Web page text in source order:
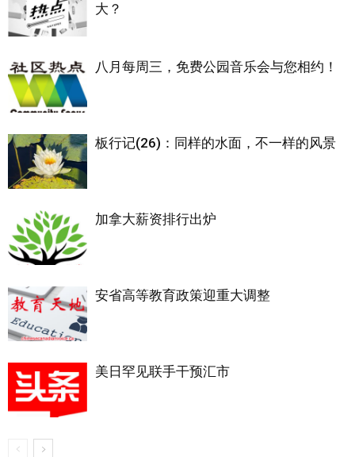
大？
八月每周三，免费公园音乐会与您相约！
板行记(26)：同样的水面，不一样的风景
加拿大薪资排行出炉
安省高等教育政策迎重大调整
美日罕见联手干预汇市